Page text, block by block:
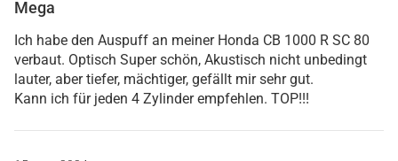
Mega
Ich habe den Auspuff an meiner Honda CB 1000 R SC 80
verbaut. Optisch Super schön, Akustisch nicht unbedingt
lauter, aber tiefer, mächtiger, gefällt mir sehr gut.
Kann ich für jeden 4 Zylinder empfehlen. TOP!!!